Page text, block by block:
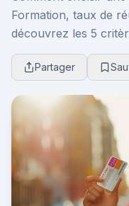
Formation, taux de
découvrez les 5
permis et éviter les
Partager